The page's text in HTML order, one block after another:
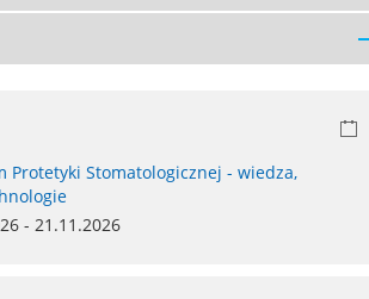
Protetyki Stomatologicznej - wiedza,
- 21.11.2026